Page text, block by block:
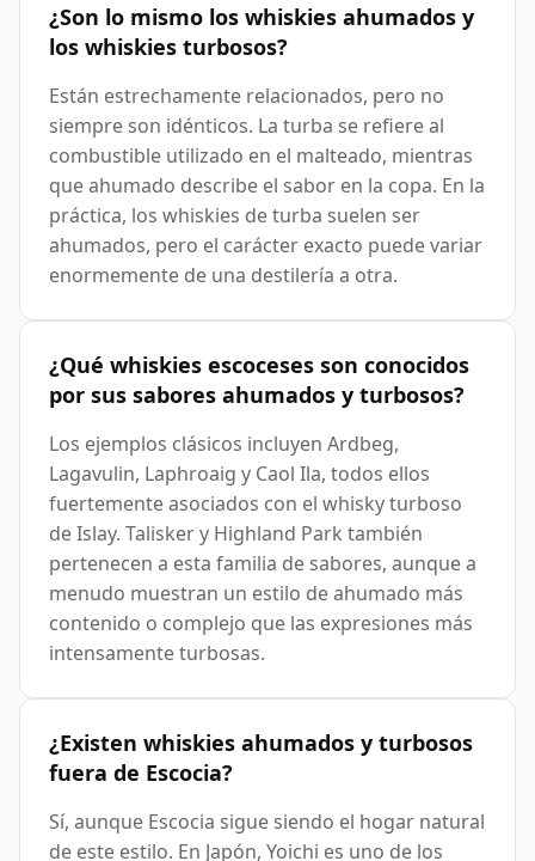
¿Son lo mismo los whiskies ahumados y
los whiskies turbosos?
Están estrechamente relacionados, pero no
siempre son idénticos. La turba se refiere al
combustible utilizado en el malteado, mientras
que ahumado describe el sabor en la copa. En la
práctica, los whiskies de turba suelen ser
ahumados, pero el carácter exacto puede variar
enormemente de una destilería a otra.
¿Qué whiskies escoceses son conocidos
por sus sabores ahumados y turbosos?
Los ejemplos clásicos incluyen Ardbeg,
Lagavulin, Laphroaig y Caol Ila, todos ellos
fuertemente asociados con el whisky turboso
de Islay. Talisker y Highland Park también
pertenecen a esta familia de sabores, aunque a
menudo muestran un estilo de ahumado más
contenido o complejo que las expresiones más
intensamente turbosas.
¿Existen whiskies ahumados y turbosos
fuera de Escocia?
Sí, aunque Escocia sigue siendo el hogar natural
de este estilo. En Japón, Yoichi es uno de los